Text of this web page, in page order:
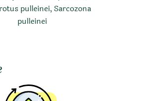
pulleinei, Sarcozona
pulleinei